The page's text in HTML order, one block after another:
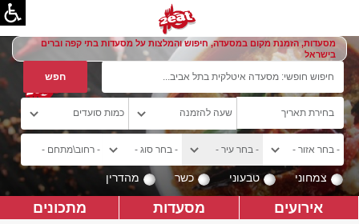
מסעדות, הזמנת מקום במסעדה, חיפוש והמלצות על מסעדות בתי קפה וברים
בישראל
צמחוני טבעוני כשר מהדרין
אירועים מסעדות מתכונים